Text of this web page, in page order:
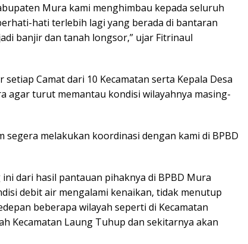
Mura kami menghimbau kepada seluruh
hati terlebih lagi yang berada di bantaran
banjir dan tanah longsor,” ujar Fitrinaul
Camat dari 10 Kecamatan serta Kepala Desa
agar turut memantau kondisi wilayahnya masing-
segera melakukan koordinasi dengan kami di BPBD
dari hasil pantauan pihaknya di BPBD Mura
debit air mengalami kenaikan, tidak menutup
beberapa wilayah seperti di Kecamatan
Kecamatan Laung Tuhup dan sekitarnya akan